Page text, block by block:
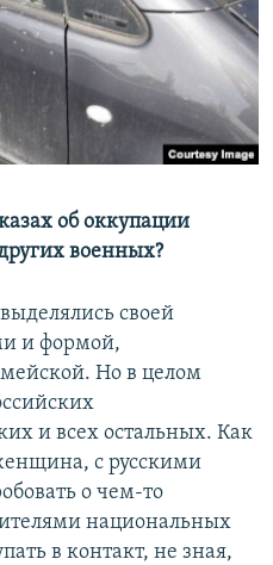
об оккупации
военных?
своей
и формой,
Но в целом
и всех остальных. Как
с русскими
о чем-то
национальных
в контакт, не зная,